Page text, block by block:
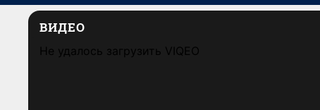
ВИДЕО
Не удалось загрузить VIQEO